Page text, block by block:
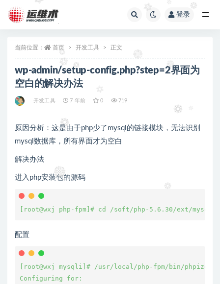
登录
当前位置： 首页 开发工具 正文
wp-admin/setup-config.php?step=2界面为
空白的解决办法
开发工具 7 年前 0 719
原因分析：这是由于php少了mysql的链接模块，无法识别
mysql数据库，所有界面才为空白
解决办法
进入php安装包的源码
[root@wxj php-fpm]# cd /soft/php-5.6.30/ext/mysqli
配置
[root@wxj mysqli]# /usr/local/php-fpm/bin/phpize
Configuring for: